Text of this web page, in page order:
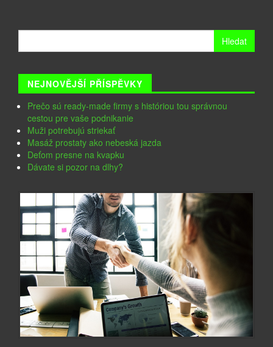
NEJNOVĚJŠÍ PŘÍSPĚVKY
Prečo sú ready-made firmy s históriou tou správnou
cestou pre vaše podnikanie
Muži potrebujú striekať
Masáž prostaty ako nebeská jazda
Deťom presne na kvapku
Dávate si pozor na dlhy?